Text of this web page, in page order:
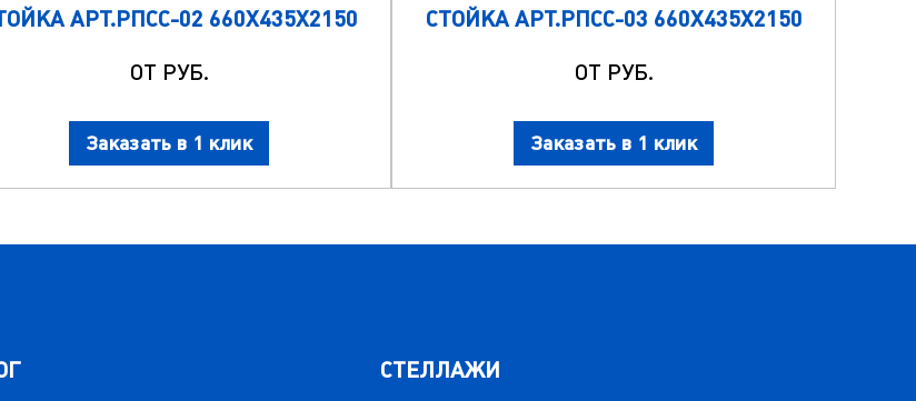
АРТ.РПСС-02 660Х435Х2150
ОТ РУБ.
Заказать в 1 клик
СТОЙКА АРТ.РПСС-03 660Х435Х2150
ОТ РУБ.
Заказать в 1 клик
СТЕЛЛАЖИ